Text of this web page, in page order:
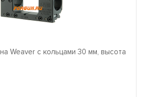
Weaver с кольцами 30 мм, высота